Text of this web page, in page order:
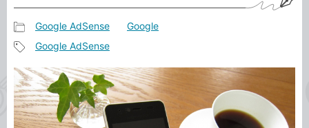
事
カ
テ
ゴ
リ
Google AdSense Google
事
タ
グ
Google AdSense